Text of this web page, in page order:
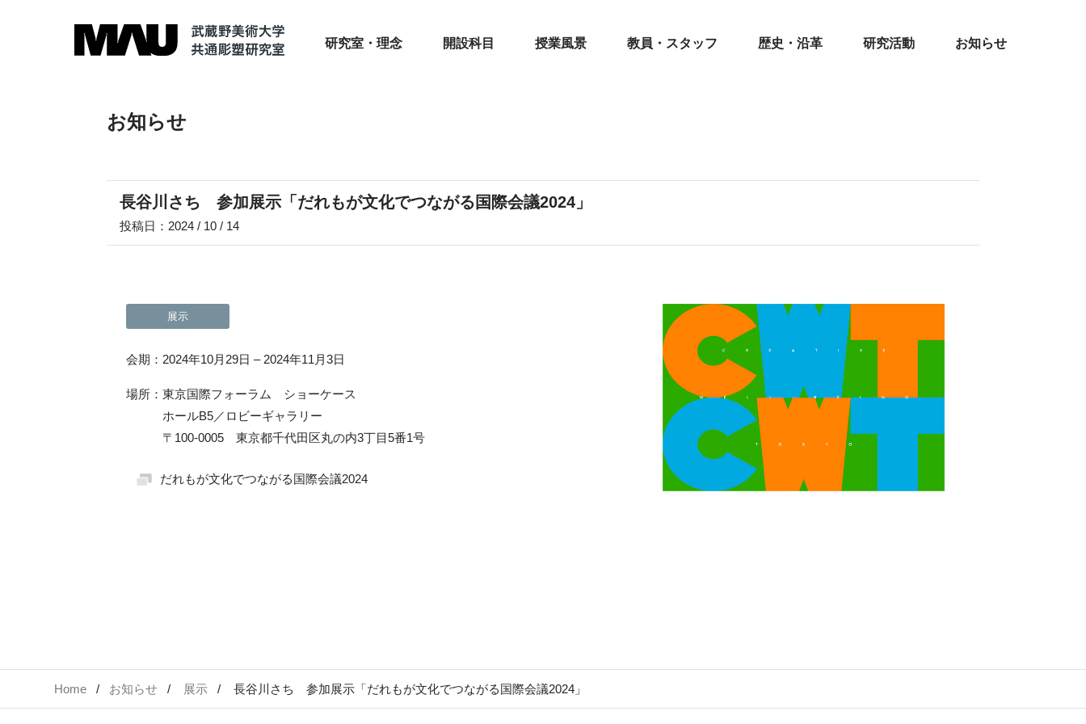
研究室・理念 開設科目 授業風景 教員・スタッフ 歴史・沿革 研究活動 お知らせ
お知らせ
長谷川さち 参加展示「だれもが文化でつながる国際会議2024」
投稿日：2024 / 10 / 14
展示
会期：2024年10月29日 – 2024年11月3日
場所：東京国際フォーラム ショーケース
ホールB5／ロビーギャラリー
〒100-0005 東京都千代田区丸の内3丁目5番1号
だれもが文化でつながる国際会議2024
Home お知らせ 展示 長谷川さち 参加展示「だれもが文化でつながる国際会議2024」